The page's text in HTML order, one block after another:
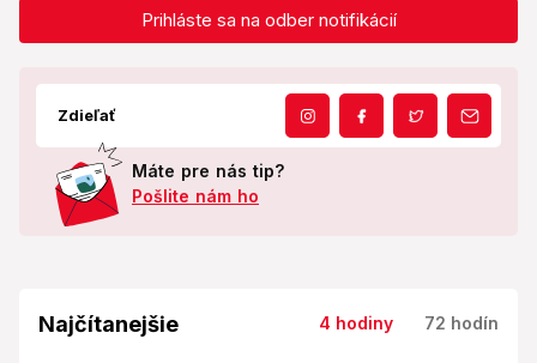
Prihláste sa na odber notifikácií
Zdieľať
Máte pre nás tip?
Pošlite nám ho
Najčítanejšie 4 hodiny 72 hodín